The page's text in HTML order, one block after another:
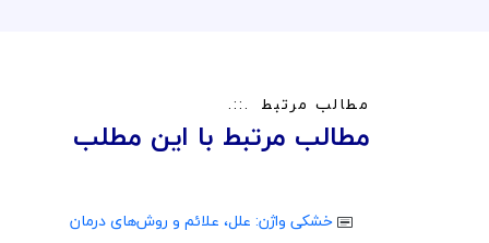
مطالب مرتبط
مطالب مرتبط با این مطلب
خشکی واژن: علل، علائم و روش‌های درمان